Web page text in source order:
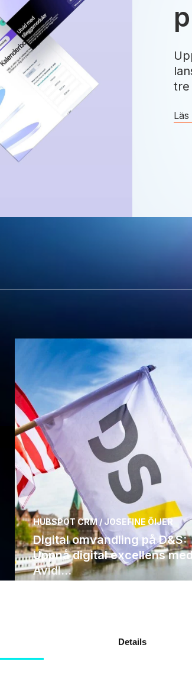
Details
tre
HUBSPOT CRM / JOSEFINE ÖIJER
Digital omvandling på D&S:
Uppnå digital excellens
Avidl...
du hjälp